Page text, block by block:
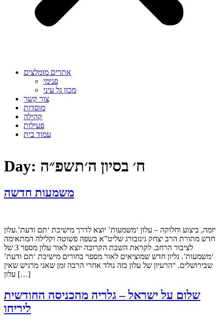
אתרים מומלצים
פנימי
מכון גל עיני
צור קשר
מוסדות
קהילה
פעילות
עמוד בית
Day: ח׳ בסיון ה׳תשפ״ה
משמעות חדשה
יזמה, ביצוע וחלוקה – עלון ‘משמעות’ יוצא לדרך מישיבת ‘תם ודעת’.עלון
חדש מתורת הרב יצחק גינזבורג שליט”א בשפה פשוטה וקלילה המתאימה
לציבור הרחב. לקראת השבת הקרובה יוצא לאור עלון מספר 3 של
‘משמעות’. גליון חדש שמוציאים לאור מספר בחורים מישיבת ‘תם ודעת’
שבירושלים. “הרעיון של עלון כזה נולד אחרי הרבה זמן שאני מרגיש שאין
עלון […]
שלום על ישראל – גלריה מהכניסה החודשית
ליריחו